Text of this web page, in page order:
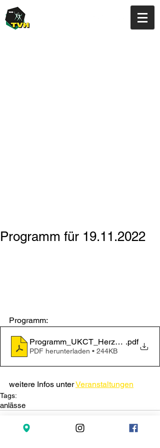
Programm für 19.11.2022
Programm:
.pdf
PDF herunterladen • 244KB
weitere Infos unter Veranstaltungen
Tags:
anlässe